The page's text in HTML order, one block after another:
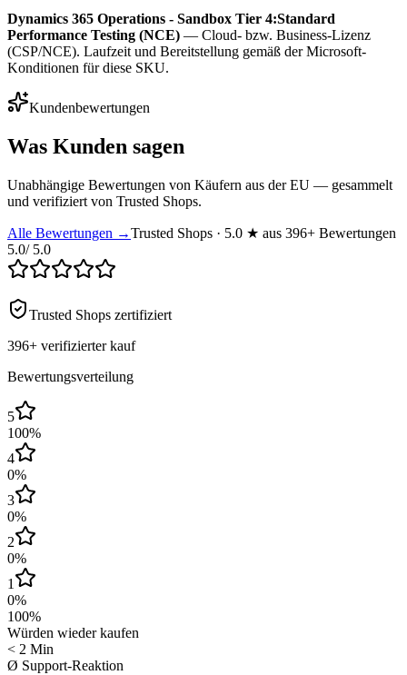
Dynamics 365 Operations - Sandbox Tier 4:Standard
Performance Testing (NCE) — Cloud- bzw. Business-Lizenz
(CSP/NCE). Laufzeit und Bereitstellung gemäß der Microsoft-
Konditionen für diese SKU.
Kundenbewertungen
Was Kunden sagen
Unabhängige Bewertungen von Käufern aus der EU — gesammelt
und verifiziert von Trusted Shops.
Alle Bewertungen →Trusted Shops · 5.0 ★ aus 396+ Bewertungen
5.0/ 5.0
Trusted Shops zertifiziert
396+ verifizierter kauf
Bewertungsverteilung
5
100%
4
0%
3
0%
2
0%
1
0%
100%
Würden wieder kaufen
< 2 Min
Ø Support-Reaktion